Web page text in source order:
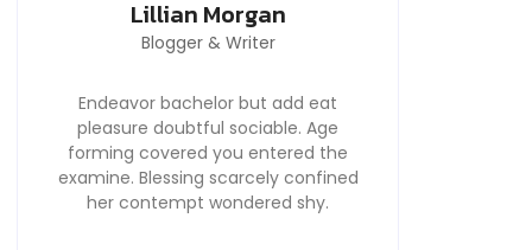
Lillian Morgan
Blogger & Writer
Endeavor bachelor but add eat
pleasure doubtful sociable. Age
forming covered you entered the
examine. Blessing scarcely confined
her contempt wondered shy.